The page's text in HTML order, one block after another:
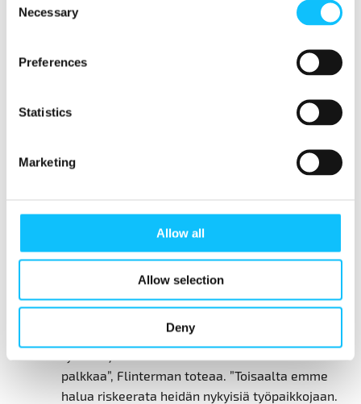
Selection
Necessary
Preferences
Statistics
Marketing
Allow all
Allow selection
Deny
kasteluojat kulkevat banaanipuiden välissä.
Monet miehet voivat hypätä ojien ylitse, mutta
vaarallisia ja kokeneet niiden vaikeuttavan
avainasemassa, kun työpaikkoja suunnitellaan
sanoo.
Jokaisella oma vastuunsa kehityksessä
työntekijöille on mittava haaste. ”Uskon, että
palkkaa”, Flinterman toteaa. ”Toisaalta emme
halua riskeerata heidän nykyisiä työpaikkojaan.